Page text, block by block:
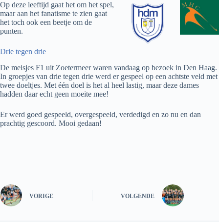
Op deze leeftijd gaat het om het spel,
maar aan het fanatisme te zien gaat
het toch ook een beetje om de
punten.
Drie tegen drie
De meisjes F1 uit Zoetermeer waren vandaag op bezoek in Den Haag.
In groepjes van drie tegen drie werd er gespeel op een achtste veld met
twee doeltjes. Met één doel is het al heel lastig, maar deze dames
hadden daar echt geen moeite mee!
Er werd goed gespeeld, overgespeeld, verdedigd en zo nu en dan
prachtig gescoord. Mooi gedaan!
VORIGE VOLGENDE